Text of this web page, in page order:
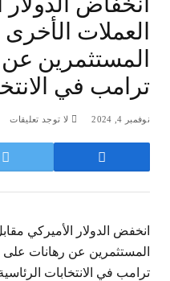
العملات
المستثمرين
ترامب في
نوفمبر 4, 2024 لا توجد تعليقات
انخفض الدولار الأميركي
المستثمرين عن رهانات على
ترامب في الانتخابات الرئاسية